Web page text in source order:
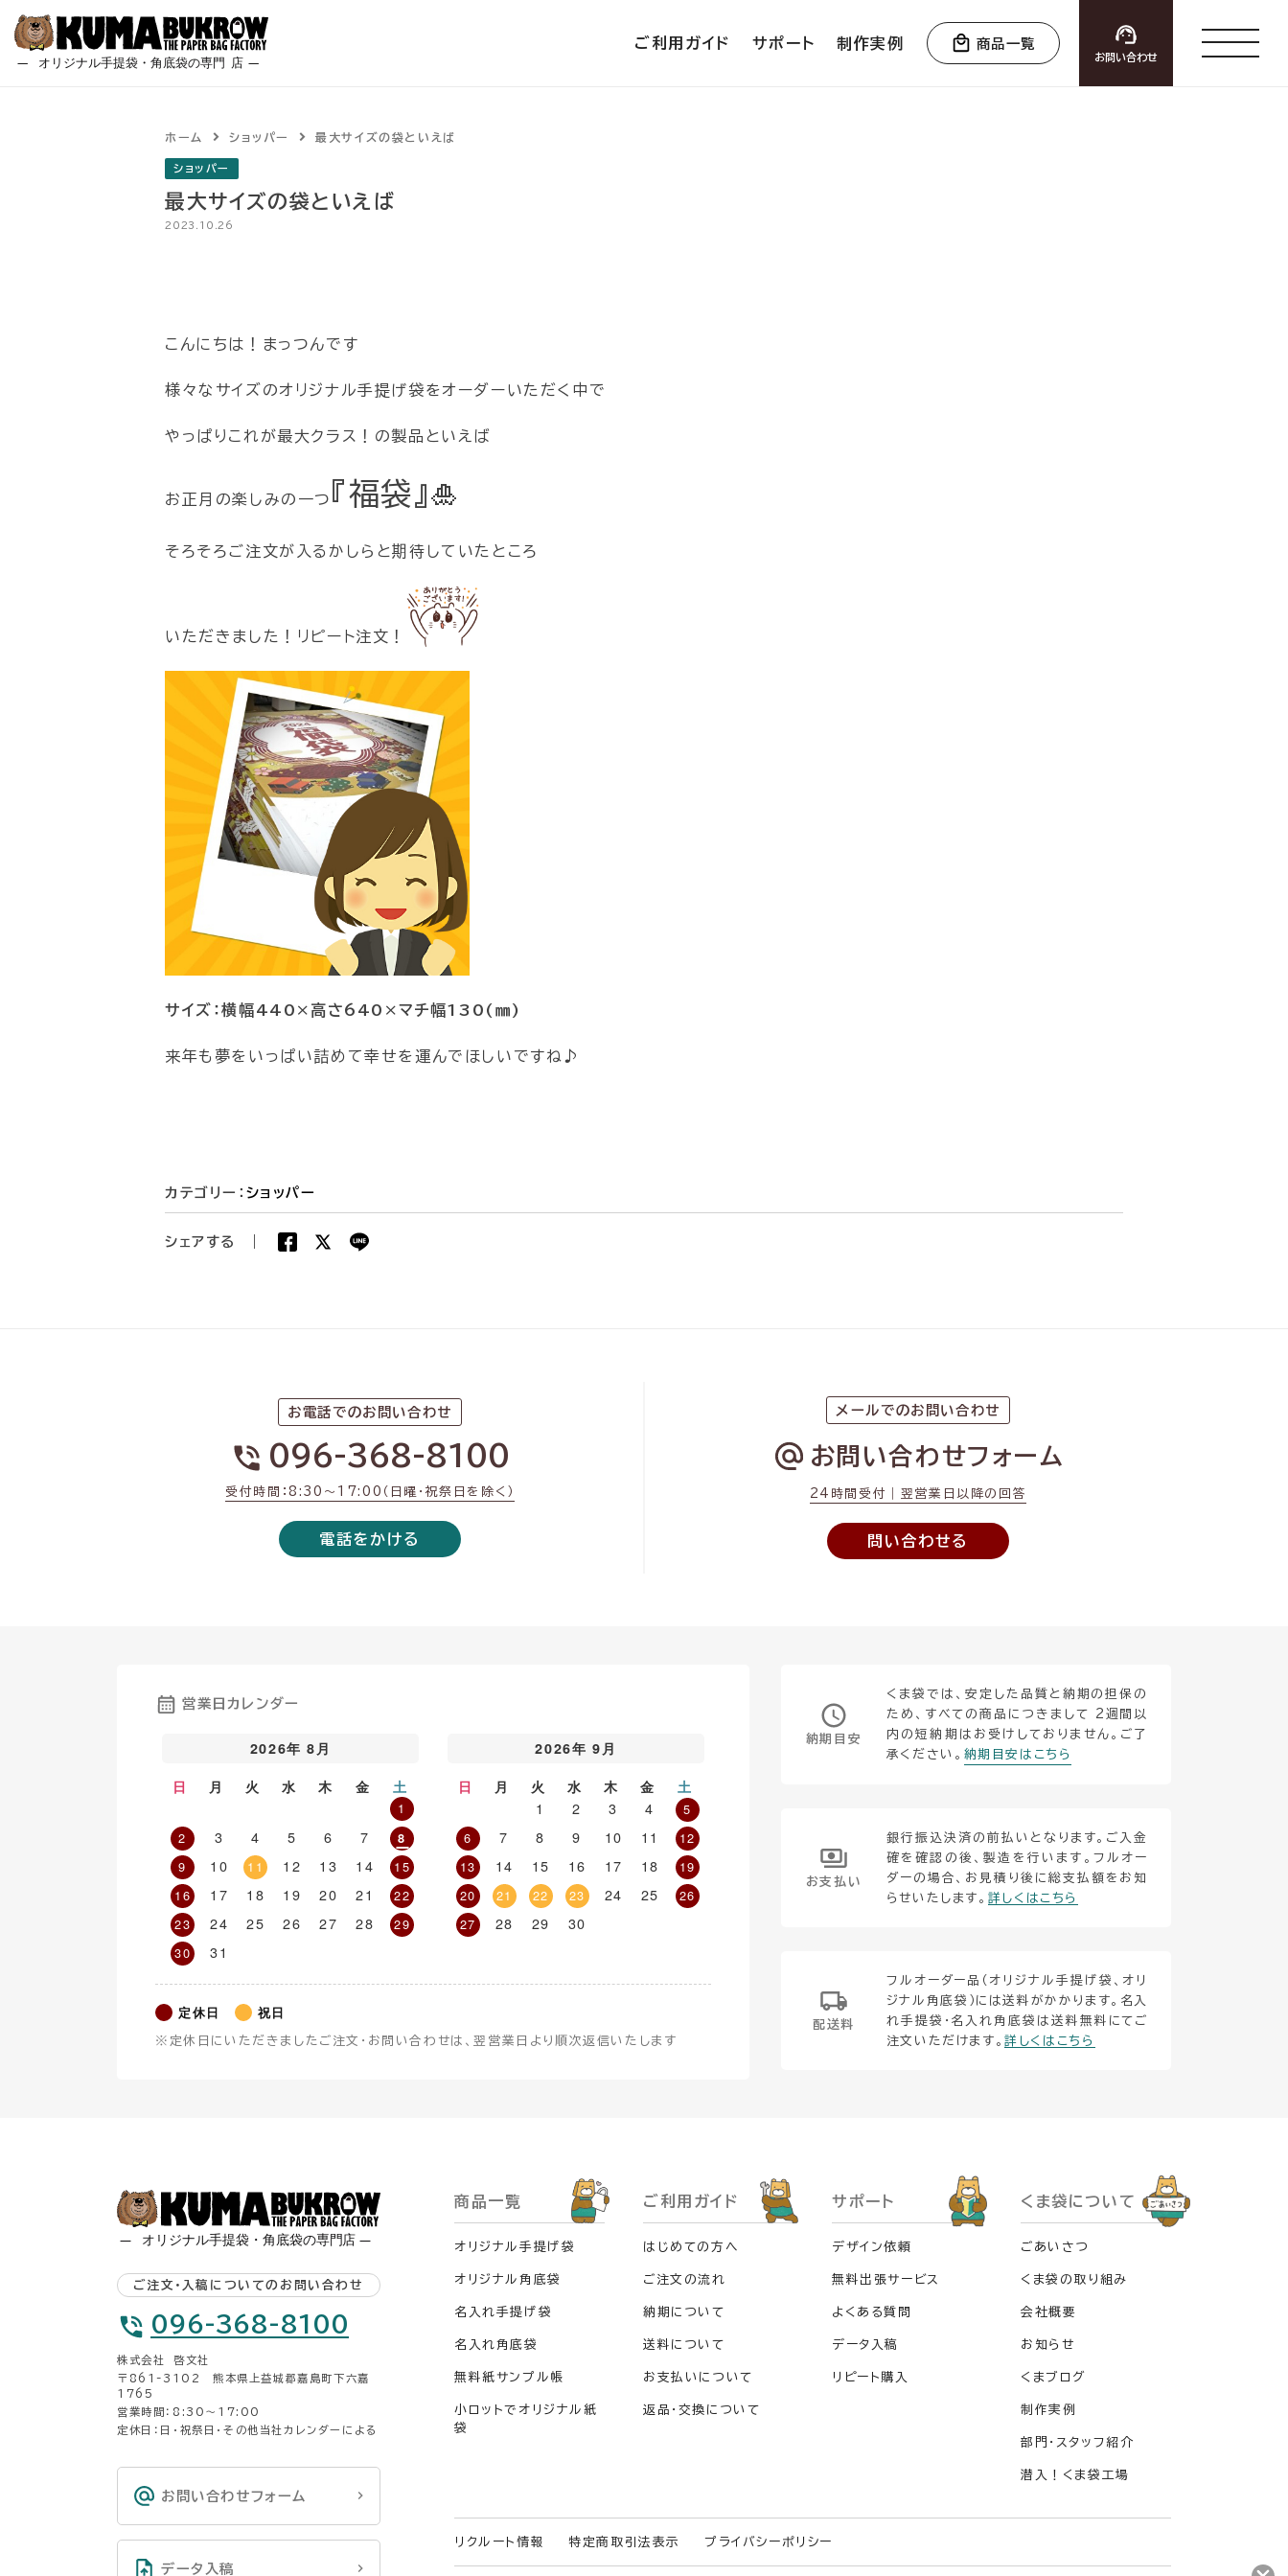
to
content
ご利用ガイド サポート 制作実例 商品一覧
お問い合わせ
ホーム ショッパー 最大サイズの袋といえば
ショッパー
最大サイズの袋といえば
2023.10.26
こんにちは！まっつんです
様々なサイズのオリジナル手提げ袋をオーダーいただく中で
やっぱりこれが最大クラス！の製品といえば
お正月の楽しみの一つ 『福袋』🎍
そろそろご注文が入るかしらと期待していたところ
いただきました！リピート注文！
サイズ：横幅440×高さ640×マチ幅130(㎜)
来年も夢をいっぱい詰めて幸せを運んでほしいですね♪
カテゴリー： ショッパー
シェアする
お電話でのお問い合わせ
096-368-8100
受付時間：8:30〜17:00（日曜・祝祭日を除く）
電話をかける
メールでのお問い合わせ
お問い合わせフォーム
24時間受付｜翌営業日以降の回答
問い合わせる
営業日カレンダー
2026年 8月
日
月 火 水 木 金 土
1
2
3 4 5 6 7 8
9 10 11 12 13 14
15
16
17 18 19 20 21
22
23
24 25 26 27 28
29
30
31
2026年 9月
日
月 火 水 木 金 土
1 2 3 4
5
6
7 8 9 10 11
12
13
14 15 16 17 18
19
20
21 22 23 24 25
26
27
28 29 30
定休日 祝日
※定休日にいただきましたご注文・お問い合わせは、翌営業日より順次返信いたします
納期目安
くま袋では、安定した品質と納期の担保の
ため、すべての商品につきまして 2週間以
内の短納期はお受けしておりません。ご了
承ください。 納期目安はこちら
お支払い
銀行振込決済の前払いとなります。ご入金
確を確認の後、製造を行います。フルオー
ダーの場合、お見積り後に総支払額をお知
らせいたします。 詳しくはこちら
配送料
フルオーダー品（オリジナル手提げ袋、オリ
ジナル角底袋）には送料がかかります。名入
れ手提袋・名入れ角底袋は送料無料にてご
注文いただけます。詳しくはこちら
ご注文・入稿についてのお問い合わせ
096-368-8100
株式会社 啓文社
〒861-3102 熊本県上益城郡嘉島町下六嘉
1765
営業時間：8:30〜17:00
定休日：日・祝祭日・その他当社カレンダーによる
お問い合わせフォーム
データ入稿
商品一覧
オリジナル手提げ袋
オリジナル角底袋
名入れ手提げ袋
名入れ角底袋
無料紙サンプル帳
小ロットでオリジナル紙
袋
ご利用ガイド
はじめての方へ
ご注文の流れ
納期について
送料について
お支払いについて
返品・交換について
サポート
デザイン依頼
無料出張サービス
よくある質問
データ入稿
リピート購入
くま袋について
ごあいさつ
くま袋の取り組み
会社概要
お知らせ
くまブログ
制作実例
部門・スタッフ紹介
潜入！くま袋工場
リクルート情報 特定商取引法表示 プライバシーポリシー